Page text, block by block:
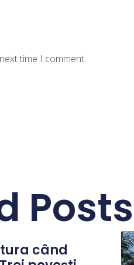
time I comment.
Posts
când